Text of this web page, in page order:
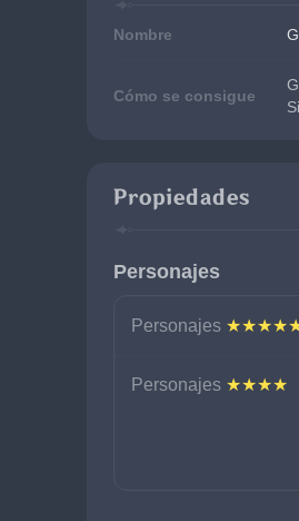
Nombre
Cómo se consigue
Propiedades
Personajes
Personajes
Personajes ★★★★